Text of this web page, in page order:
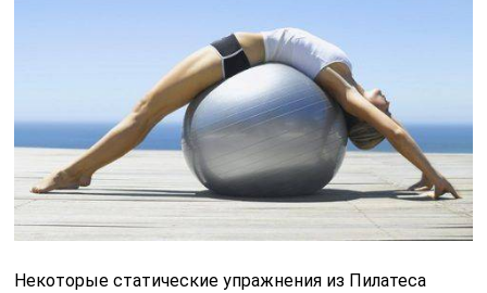
Некоторые статические упражнения из Пилатеса